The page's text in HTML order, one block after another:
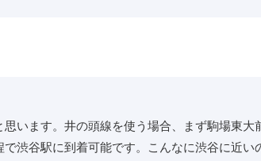
います。井の頭線を使う場合、まず駒場東大
渋谷駅に到着可能です。こんなに渋谷に近い